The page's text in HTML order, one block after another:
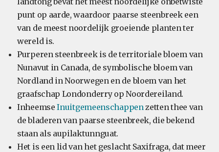
punt op aarde, waardoor paarse steenbreek een
van de meest noordelijk groeiende planten ter
wereld is.
Purperen steenbreek is de territoriale bloem van
Nunavut in Canada, de symbolische bloem van
Nordland in Noorwegen en de bloem van het
graafschap Londonderry op Noordereiland.
InheemseInuitgemeenschappenzetten thee van
de bladeren van paarse steenbreek, die bekend
staan als aupilaktunnguat.
Het is een lid van het geslacht Saxifraga, dat meer